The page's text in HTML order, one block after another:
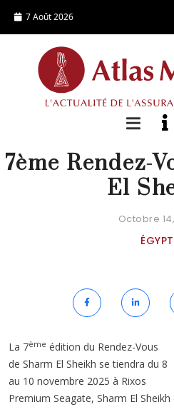
7 Août 2026
AGENDA
7ème Rendez-
El
Octobre
La 7ème édition du Rendez-Vous
de Sharm El Sheikh se tiendra du 8
au 10 novembre 2025 à Rixos
Premium Seagate, Sharm El Sheikh